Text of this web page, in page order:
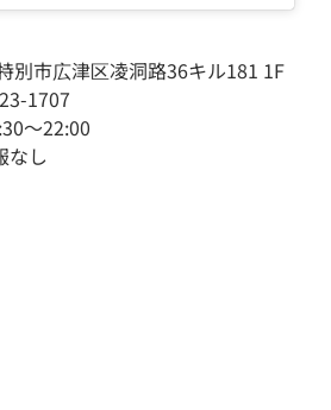
別市広津区凌洞路36キル181 1F
1707
～22:00
なし